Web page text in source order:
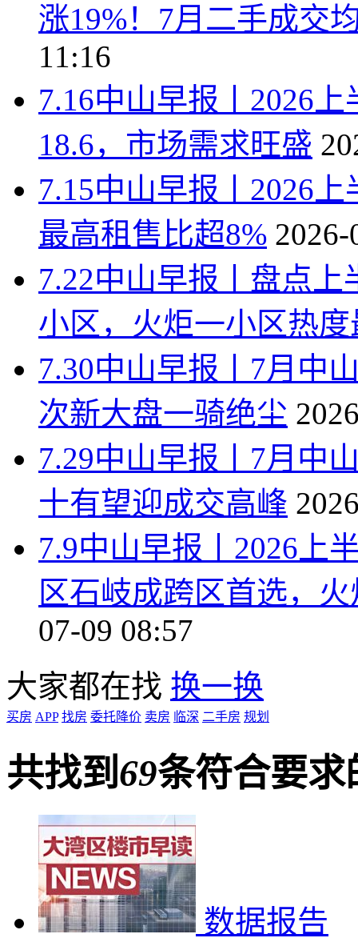
涨19%！7月二手成交
11:16
7.16中山早报丨2026
18.6，市场需求旺盛
7.15中山早报丨2026
最高租售比超8% 2026-
7.22中山早报丨盘点
小区，火炬一小区热度
7.30中山早报丨7月中
次新大盘一骑绝尘
7.29中山早报丨7月中
十有望迎成交高峰
7.9中山早报丨2026上
区石岐成跨区首选，
07-09 08:57
大家都在找 换一换
买房 APP 找房 委托降价 卖房 临深 二手房 规划
共找到69条符合要求
数据报告